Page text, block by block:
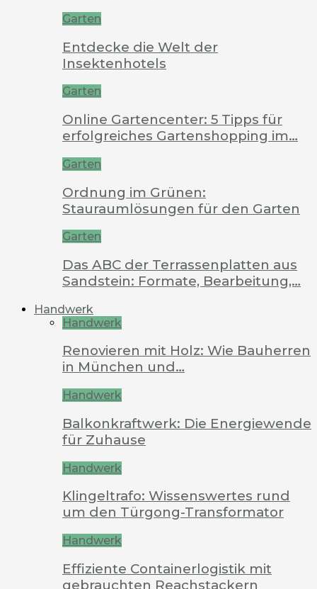
Garten
Entdecke die Welt der
Insektenhotels
Garten
Online Gartencenter: 5 Tipps für
erfolgreiches Gartenshopping im…
Garten
Ordnung im Grünen:
Stauraumlösungen für den Garten
Garten
Das ABC der Terrassenplatten aus
Sandstein: Formate, Bearbeitung,…
Handwerk
Handwerk
Renovieren mit Holz: Wie Bauherren
in München und…
Handwerk
Balkonkraftwerk: Die Energiewende
für Zuhause
Handwerk
Klingeltrafo: Wissenswertes rund
um den Türgong-Transformator
Handwerk
Effiziente Containerlogistik mit
gebrauchten Reachstackern